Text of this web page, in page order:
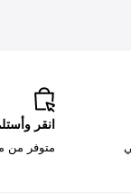
انقر
متوفر من